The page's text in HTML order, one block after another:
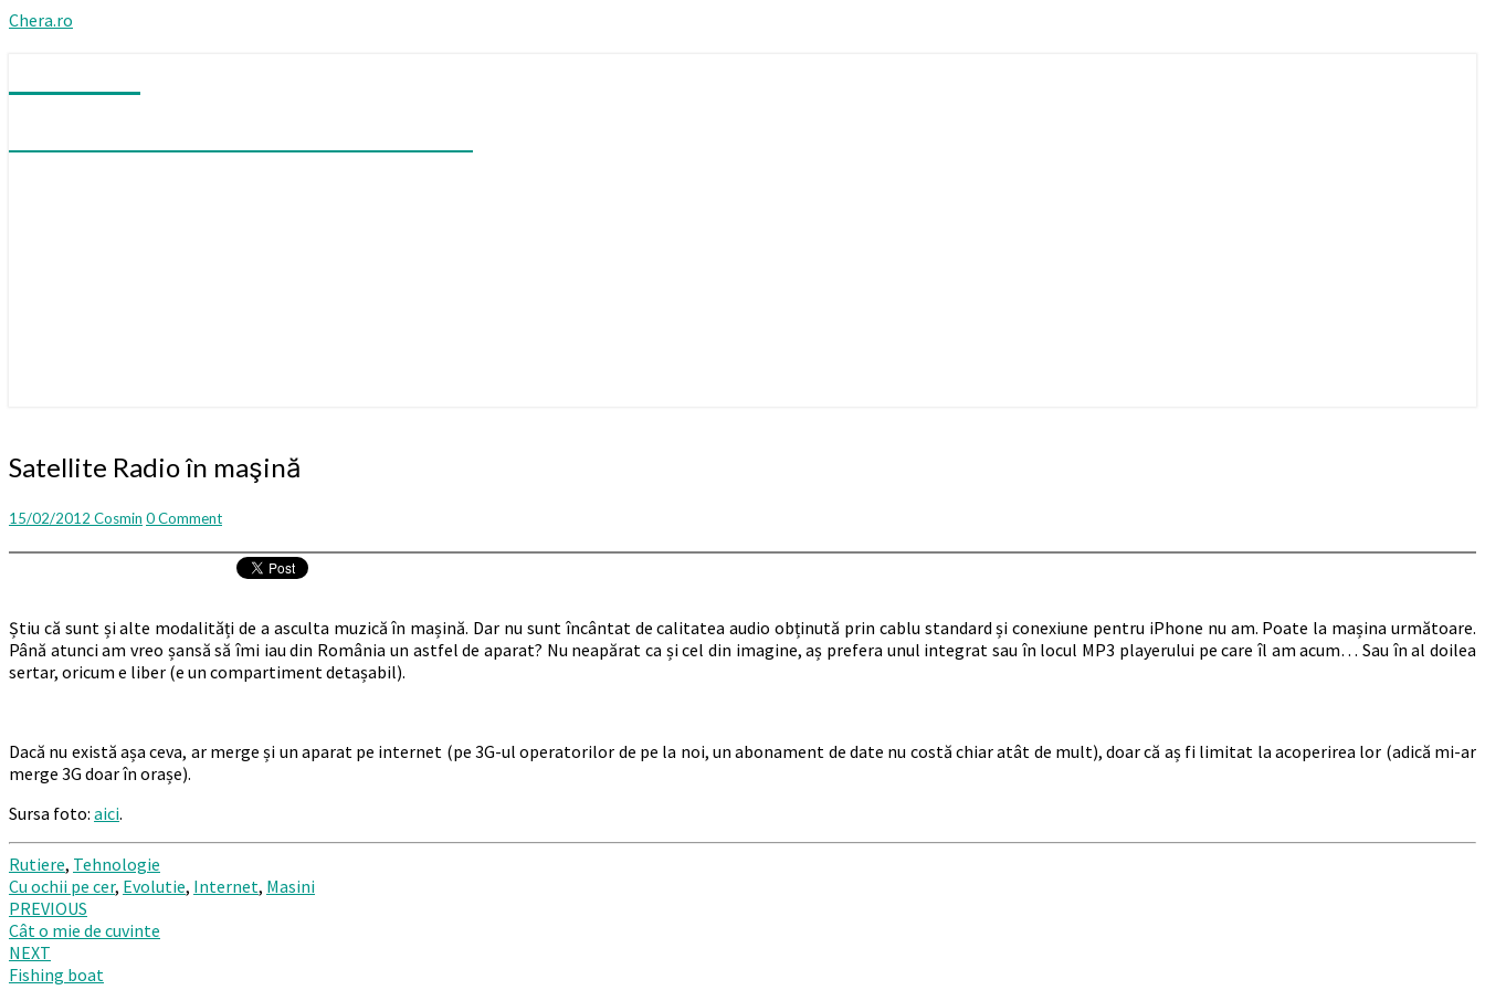
Chera.ro
Satellite
Radio
maşină
Satellite Radio în maşină
15/02/2012 Cosmin Comments
0 Comment
Știu că sunt și alte modalități de a asculta muzică în mașină. Dar nu sunt încântat de calitatea audio obținută prin cablu standard și conexiune pentru iPhone nu am. Poate la mașina următoare.
Până atunci am vreo șansă să îmi iau din România un astfel de aparat? Nu neapărat ca și cel din imagine, aș prefera unul integrat sau în locul MP3 playerului pe care îl am acum… Sau în al doilea
sertar, oricum e liber (e un compartiment detașabil).
Dacă nu există așa ceva, ar merge și un aparat pe internet (pe 3G-ul operatorilor de pe la noi, un abonament de date nu costă chiar atât de mult), doar că aș fi limitat la acoperirea lor (adică mi-ar
merge 3G doar în orașe).
Sursa foto: aici.
Rutiere, Tehnologie
Cu ochii pe cer, Evolutie, Internet, Masini
Post
navigation
PREVIOUS
Cât o mie de cuvinte
NEXT
Fishing boat